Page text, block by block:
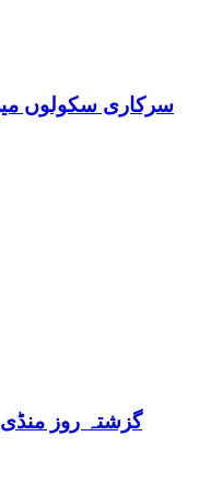
سرکاری سکولوں